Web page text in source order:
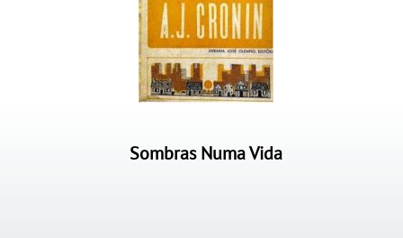
Sombras Numa Vida